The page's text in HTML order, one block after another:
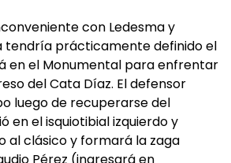
con Ledesma y
tendría prácticamente definido el
en el Monumental para enfrentar
del Cata Díaz. El defensor
luego de recuperarse del
en el isquiotibial izquierdo y
al clásico y formará la zaga